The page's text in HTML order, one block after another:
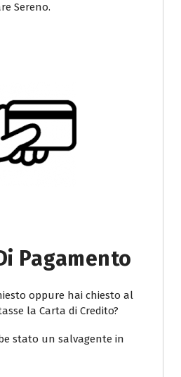
Sereno.
Pagamento
oppure hai chiesto al
la Carta di Credito?
stato un salvagente in